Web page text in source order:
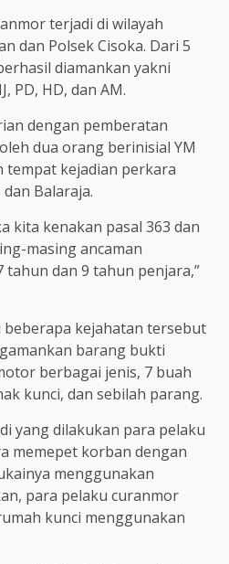
terjadi di wilayah
dan Polsek Cisoka. Dari 5
diamankan yakni
PD, HD, dan AM.
dengan pemberatan
dua orang berinisial YM
tempat kejadian perkara
Balaraja.
kita kenakan pasal 363 dan
masing ancaman
tahun dan 9 tahun penjara,”
kejahatan tersebut
barang bukti
berbagai jenis, 7 buah
kunci, dan sebilah parang.
yang dilakukan para pelaku
memepet korban dengan
menggunakan
para pelaku curanmor
kunci menggunakan